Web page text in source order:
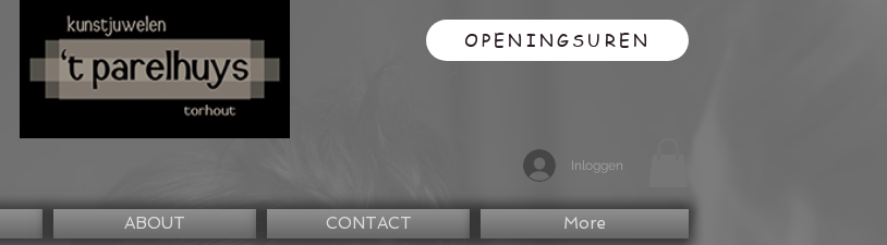
OPENINGSUREN
Inloggen
ABOUT CONTACT More